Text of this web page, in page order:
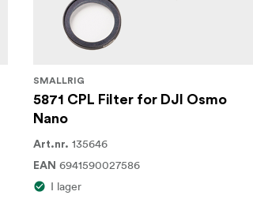
SMALLRIG
5871 CPL Filter for DJI Osmo
Nano
Art.nr. 135646
EAN 6941590027586
I lager